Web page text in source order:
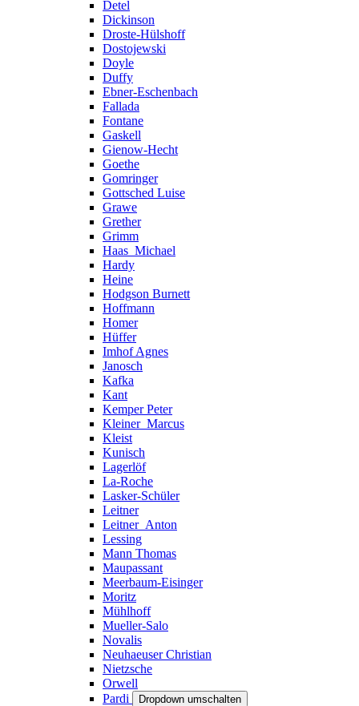
Detel
Dickinson
Droste-Hülshoff
Dostojewski
Doyle
Duffy
Ebner-Eschenbach
Fallada
Fontane
Gaskell
Gienow-Hecht
Goethe
Gomringer
Gottsched Luise
Grawe
Grether
Grimm
Haas_Michael
Hardy
Heine
Hodgson Burnett
Hoffmann
Homer
Hüffer
Imhof Agnes
Janosch
Kafka
Kant
Kemper Peter
Kleiner_Marcus
Kleist
Kunisch
Lagerlöf
La-Roche
Lasker-Schüler
Leitner
Leitner_Anton
Lessing
Mann Thomas
Maupassant
Meerbaum-Eisinger
Moritz
Mühlhoff
Mueller-Salo
Novalis
Neuhaeuser Christian
Nietzsche
Orwell
Pardi
Dropdown umschalten